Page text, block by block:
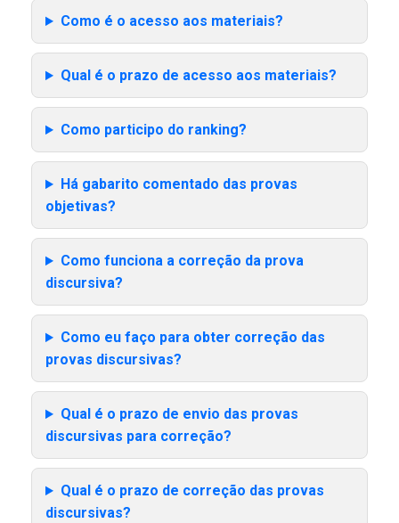
Como é o acesso aos materiais?
Qual é o prazo de acesso aos materiais?
Como participo do ranking?
Há gabarito comentado das provas
objetivas?
Como funciona a correção da prova
discursiva?
Como eu faço para obter correção das
provas discursivas?
Qual é o prazo de envio das provas
discursivas para correção?
Qual é o prazo de correção das provas
discursivas?